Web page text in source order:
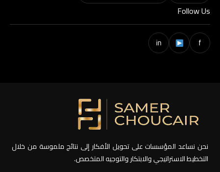
Follow Us
f
in
نحن نساعد المؤسسات على تحويل الأفكار إلى نتائج ملموسة من خلال
التخطيط الاستراتيجي والابتكار والتوجيه المتخصص.